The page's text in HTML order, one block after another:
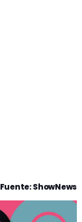
Fuente: ShowNews